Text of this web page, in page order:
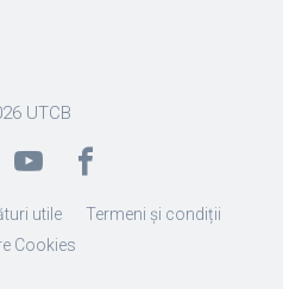
UTCB
utile
Termeni și condiții
Cookies